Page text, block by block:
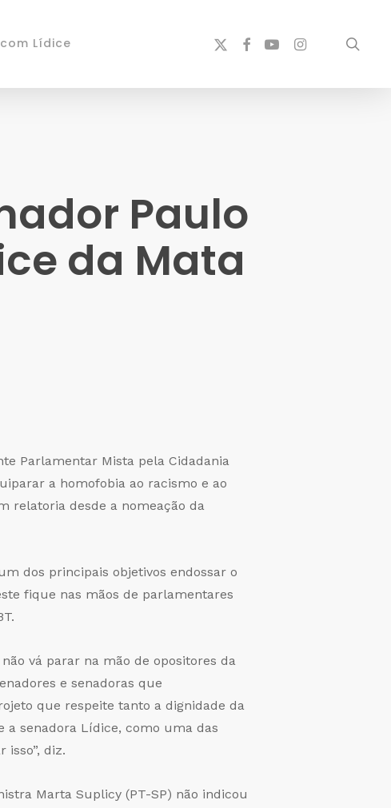
Lídice
x-
facebook
youtubeinstagram
Paulo
da Mata
Parlamentar Mista pela Cidadania
a homofobia ao racismo e ao
relatoria desde a nomeação da
dos principais objetivos endossar o
fique nas mãos de parlamentares
vá parar na mão de opositores da
e senadoras que
que respeite tanto a dignidade da
a senadora Lídice, como uma das
diz.
Marta Suplicy (PT-SP) não indicou